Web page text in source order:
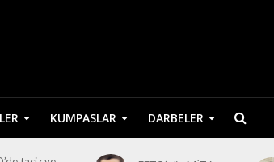
KUMPASLAR DARBELER